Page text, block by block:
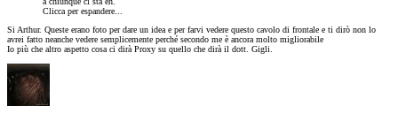
Clicca per espandere...
Si Arthur. Queste erano foto per dare un idea e per farvi vedere questo cavolo di frontale e ti dirò non lo
avrei fatto neanche vedere semplicemente perché secondo me è ancora molto migliorabile
Io più che altro aspetto cosa ci dirà Proxy su quello che dirà il dott. Gigli.